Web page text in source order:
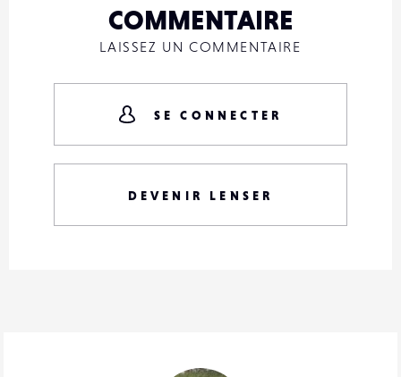
COMMENTAIRE
LAISSEZ UN COMMENTAIRE
SE CONNECTER
DEVENIR LENSER